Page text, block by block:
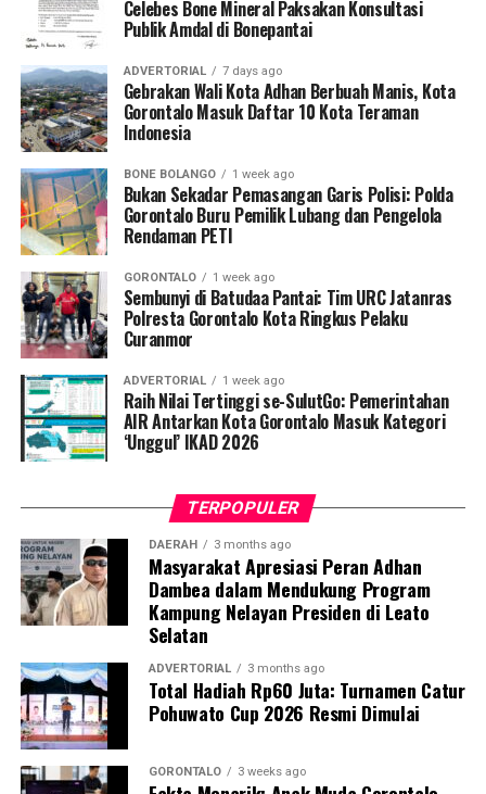
track referral
).
Koordinator Desa KKN Profesi Kesehatan UNG Desa
Hutadaa menekankan pentingnya posisi strategis kader
yang bersinggungan langsung dengan masyarakat
harian.
“Kader adalah pihak terdekat dengan ibu hamil dan
keluarganya. Melalui program ini, kami ingin
memastikan kader di Desa Hutadaa memiliki
kesiapsiagaan tinggi dalam mengenali
kegawatdaruratan kehamilan, terutama di tengah situasi
krisis bencana, serta mampu berkoordinasi secara efektif
dengan tenaga kesehatan,” jelasnya.
Selain sesi edukasi teknis, mahasiswa UNG turut
meluncurkanBuku Panduan Manajemen
Kegawatdaruratan Ibu Hamil pada Situasi Bencana
petunjuk praktis ini berfungsi sebagai pedoman standar
bagi kader dalam melakukan deteksi dini,
pendampingan, hingga skenario evakuasi ibu hamil
berisiko tinggi.
Dosen Pembimbing Lapangan (DPL) KKN Profesi
Kesehatan UNG menegaskan bahwa pemberdayaan
kader berbasis komunitas merupakan instrumen krusial
dalam mempercepat penurunan Angka Kematian Ibu
(AKI) dan Angka Kematian Anak (AKA).
“Penyelamatan jiwa ibu hamil saat bencana tidak bisa
hanya bergantung pada fasilitas kesehatan formal.
Celebes Bone Mineral Paksakan Konsultasi
Publik Amdal di Bonepantai
ADVERTORIAL 7 days ago
Gebrakan Wali Kota Adhan Berbuah Manis, Kota
Gorontalo Masuk Daftar 10 Kota Teraman
Indonesia
BONE BOLANGO 1 week ago
Bukan Sekadar Pemasangan Garis Polisi: Polda
Gorontalo Buru Pemilik Lubang dan Pengelola
Rendaman PETI
GORONTALO 1 week ago
Sembunyi di Batudaa Pantai: Tim URC Jatanras
Polresta Gorontalo Kota Ringkus Pelaku
Curanmor
ADVERTORIAL 1 week ago
Raih Nilai Tertinggi se-SulutGo: Pemerintahan
AIR Antarkan Kota Gorontalo Masuk Kategori
‘Unggul’ IKAD 2026
TERPOPULER
DAERAH 3 months ago
Masyarakat Apresiasi Peran Adhan
Dambea dalam Mendukung Program
Kampung Nelayan Presiden di Leato
Selatan
ADVERTORIAL 3 months ago
Total Hadiah Rp60 Juta: Turnamen Catur
Pohuwato Cup 2026 Resmi Dimulai
GORONTALO 3 weeks ago